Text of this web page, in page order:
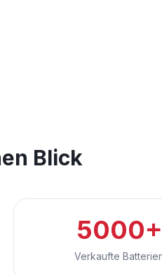
Blick
5000+
Verkaufte